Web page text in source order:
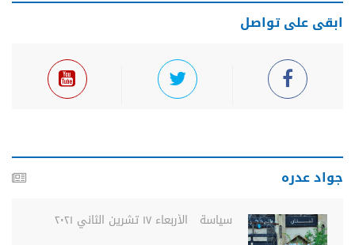
ابقى على تواصل
جواد عدره
سياسة
الأربعاء ١٧ تشرين الثاني ٢٠٢١